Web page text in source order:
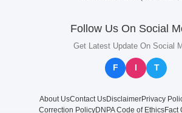
Follow Us On Social
Get Latest Update On Social
F I T
About UsContact UsDisclaimerPrivacy
Correction PolicyDNPA Code of EthicsFact